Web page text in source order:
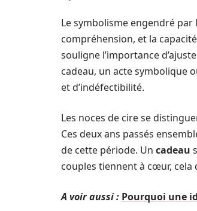
Le symbolisme engendré par
compréhension, et la
souligne l’importance
cadeau, un acte symbolique
et d’indéfectibilité.
Les noces de cire se
Ces deux ans passés
de cette période. Un cadeau
couples tiennent à cœur,
A voir aussi : Pourquoi une